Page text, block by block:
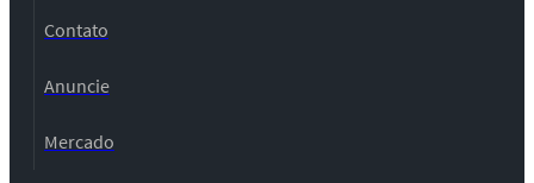
Contato
Anuncie
Mercado